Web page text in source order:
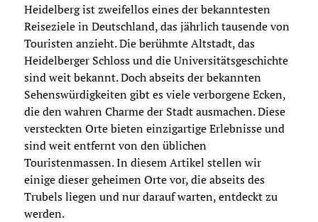
Heidelberg ist zweifellos eines der bekanntesten
Reiseziele in Deutschland, das jährlich tausende von
Touristen anzieht. Die berühmte Altstadt, das
Heidelberger Schloss und die Universitätsgeschichte
sind weit bekannt. Doch abseits der bekannten
Sehenswürdigkeiten gibt es viele verborgene Ecken,
die den wahren Charme der Stadt ausmachen. Diese
versteckten Orte bieten einzigartige Erlebnisse und
sind weit entfernt von den üblichen
Touristenmassen. In diesem Artikel stellen wir
einige dieser geheimen Orte vor, die abseits des
Trubels liegen und nur darauf warten, entdeckt zu
werden.